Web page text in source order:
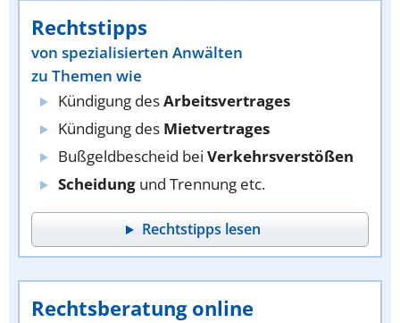
Rechtstipps
von spezialisierten Anwälten
zu Themen wie
Kündigung desArbeitsvertrages
Kündigung des Mietvertrages
Bußgeldbescheid bei Verkehrsverstößen
Scheidung und Trennung etc.
Rechtstipps lesen
Rechtsberatung online